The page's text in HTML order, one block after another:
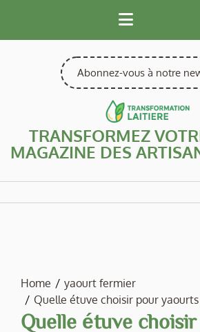
content
Abonnez-vous à notre
TRANSFORMEZ
MAGAZINE DES
Home
yaourt fermier
Quelle étuve choisir pour
Quelle étuve